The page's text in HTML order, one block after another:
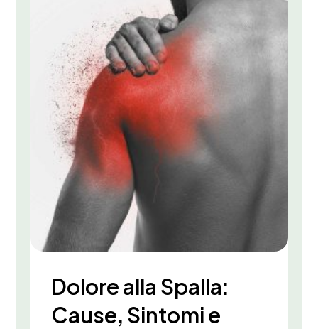
Dolore alla Spalla:
Cause, Sintomi e